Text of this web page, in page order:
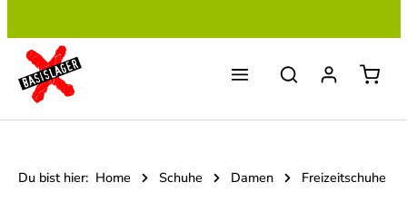
Du bist hier: Home Schuhe Damen Freizeitschuhe